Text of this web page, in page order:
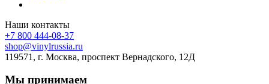
Наши контакты
+7 800 444-08-37
shop@vinylrussia.ru
119571, г. Москва, проспект Вернадского, 12Д
Мы принимаем